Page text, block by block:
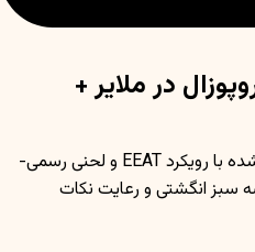
در ملایر +
با کمال میل، مقاله‌ای جامع و سئو شده با رویکرد EEAT و لحنی رسمی-
سبز انگشتی و رعایت نکات